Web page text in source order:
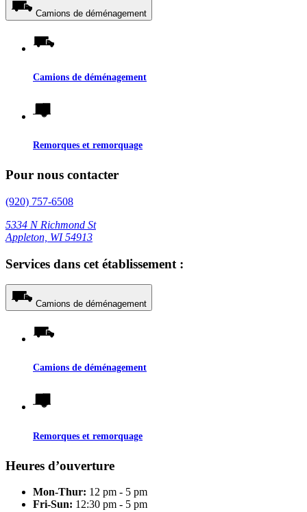
Camions de déménagement
Camions de déménagement
Remorques et remorquage
Pour nous contacter
(920) 757-6508
5334 N Richmond St
Appleton, WI 54913
Services dans cet établissement :
Camions de déménagement
Camions de déménagement
Remorques et remorquage
Heures d’ouverture
Mon-Thur: 12 pm - 5 pm
Fri-Sun: 12:30 pm - 5 pm